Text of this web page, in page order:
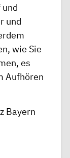
und
wie Sie
es
Aufhören
Bayern